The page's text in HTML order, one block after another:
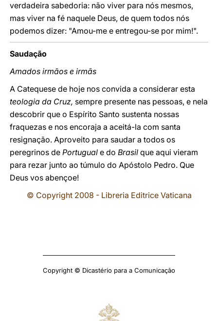
verdadeira sabedoria: não viver para nós mesmos,
mas viver na fé naquele Deus, de quem todos nós
podemos dizer: "Amou-me e entregou-se por mim!".
Saudação
Amados irmãos e irmãs
A Catequese de hoje nos convida a considerar esta
teologia da Cruz, sempre presente nas pessoas, e nela
descobrir que o Espírito Santo sustenta nossas
fraquezas e nos encoraja a aceitá-la com santa
resignação. Aproveito para saudar a todos os
peregrinos de Portugual e do Brasil que aqui vieram
para rezar junto ao túmulo do Apóstolo Pedro. Que
Deus vos abençoe!
© Copyright 2008 - Libreria Editrice Vaticana
Copyright © Dicastério para a Comunicação